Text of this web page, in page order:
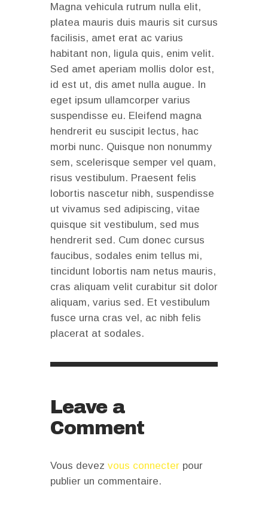
Magna vehicula rutrum nulla elit,
platea mauris duis mauris sit cursus
facilisis, amet erat ac varius
habitant non, ligula quis, enim velit.
Sed amet aperiam mollis dolor est,
id est ut, dis amet nulla augue. In
eget ipsum ullamcorper varius
suspendisse eu. Eleifend magna
hendrerit eu suscipit lectus, hac
morbi nunc. Quisque non nonummy
sem, scelerisque semper vel quam,
risus vestibulum. Praesent felis
lobortis nascetur nibh, suspendisse
ut vivamus sed adipiscing, vitae
quisque sit vestibulum, sed mus
hendrerit sed. Cum donec cursus
faucibus, sodales enim tellus mi,
tincidunt lobortis nam netus mauris,
cras aliquam velit curabitur sit dolor
aliquam, varius sed. Et vestibulum
fusce urna cras vel, ac nibh felis
placerat at sodales.
Leave a
Comment
Vous devez vous connecter pour
publier un commentaire.